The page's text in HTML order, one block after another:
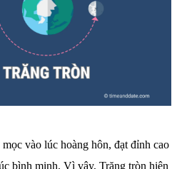
vào lúc hoàng hôn, đạt đỉnh cao
bình minh. Vì vậy, Trăng tròn hiện